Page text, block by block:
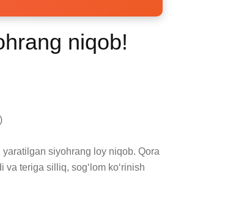
niqob!
siyohrang loy niqob. Qora
teriga silliq, sog‘lom ko‘rinish